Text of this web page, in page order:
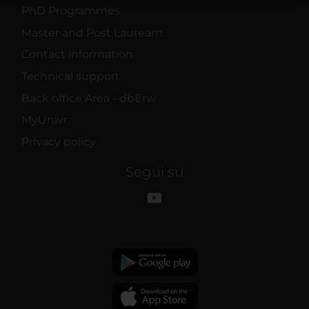
raccolto dal tuo utilizzo dei loro servizi.
PhD Programmes
Master and Post Lauream
Contact information
Technical support
Back office Area - dbErw
MyUnivr
Privacy policy
Segui su